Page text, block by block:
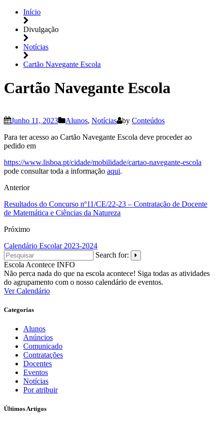
Início
Divulgação
Notícias
Cartão Navegante Escola
Cartão Navegante Escola
Junho 11, 2023 Alunos, Notícias by Conteúdos
Para ter acesso ao Cartão Navegante Escola deve proceder ao
pedido em
https://www.lisboa.pt/cidade/mobilidade/cartao-navegante-escola
pode consultar toda a informação aqui.
Anterior
Resultados do Concurso nº11/CE/22-23 – Contratação de Docente
de Matemática e Ciências da Natureza
Próximo
Calendário Escolar 2023-2024
Search for:
Escola Acontece INFO
Não perca nada do que na escola acontece! Siga todas as atividades
do agrupamento com o nosso calendário de eventos.
Ver Calendário
Categorias
Alunos
Anúncios
Comunicado
Contratações
Docentes
Eventos
Notícias
Por atribuir
Últimos Artigos